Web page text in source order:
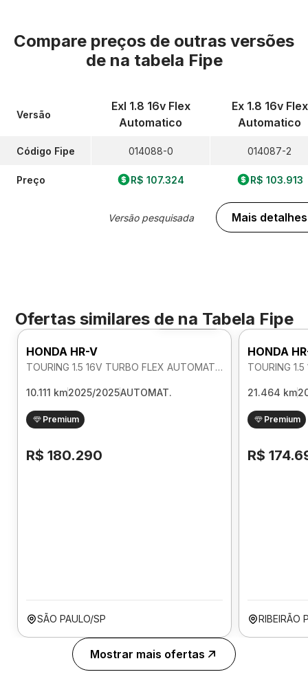
Compare preços de outras versões
de na tabela Fipe
Versão
Código Fipe
Preço
Exl 1.8 16v Flex
Automatico
014088-0
R$ 107.324
Versão pesquisada
Ex 1.8 16v Flex
Automatico
014087-2
R$ 103.913
Mais detalhes
Ofertas similares de na Tabela Fipe
Foto 360º
HONDA HR-V
TOURING 1.5 16V TURBO FLEX AUTOMATICO
10.111 km2025/2025AUTOMAT.
Premium
R$ 180.290
SÃO PAULO/SP
HONDA
21.464 km
Premium
R$
RIBEIRÃO
Mostrar mais ofertas